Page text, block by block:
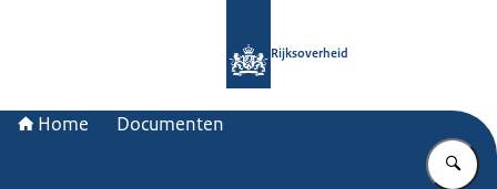
Rijksoverheid
Home Documenten